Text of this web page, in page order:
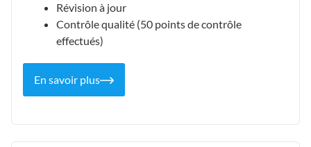
Révision à jour
Contrôle qualité (50 points de contrôle
effectués)
En savoir plus